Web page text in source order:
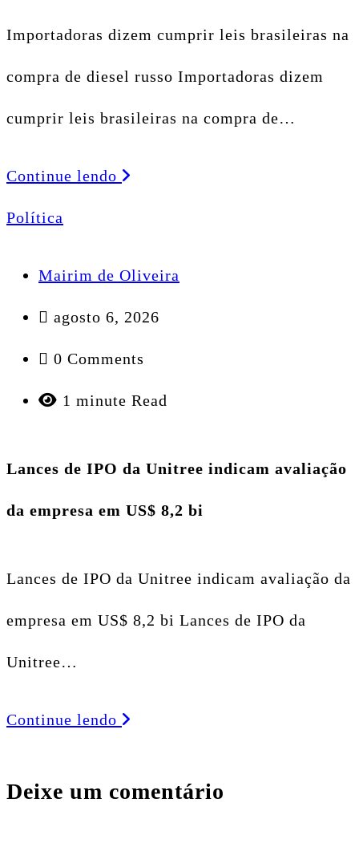
Importadoras dizem cumprir leis brasileiras na
compra de diesel russo Importadoras dizem
cumprir leis brasileiras na compra de…
Continue lendo
Política
Mairim de Oliveira
agosto 6, 2026
0 Comments
1 minute Read
Lances de IPO da Unitree indicam avaliação
da empresa em US$ 8,2 bi
Lances de IPO da Unitree indicam avaliação da
empresa em US$ 8,2 bi Lances de IPO da
Unitree…
Continue lendo
Deixe um comentário